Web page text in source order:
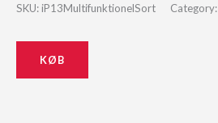
SKU: iP13MultifunktionelSort Category:
KØB